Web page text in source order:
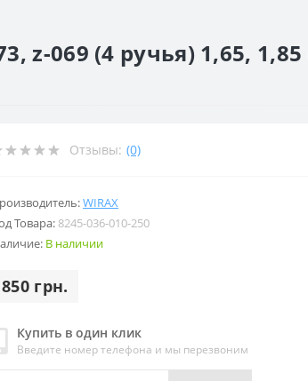
069 (4 ручья) 1,65, 1,85
Отзывы: (0)
WIRAX
Товара: 8245-036-010-250
В наличии
850 грн.
Купить в один клик
Введите номер телефона и мы перезвоним